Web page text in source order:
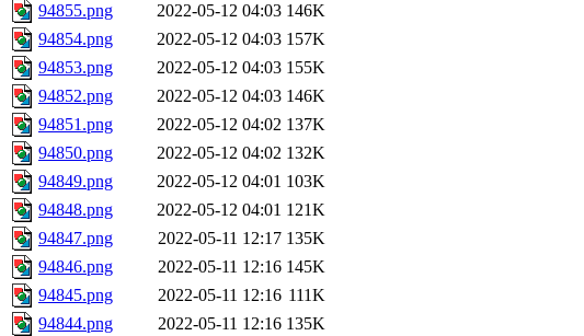
94855.png
2022-05-12 04:03 146K
94854.png
2022-05-12 04:03 157K
94853.png
2022-05-12 04:03 155K
94852.png
2022-05-12 04:03 146K
94851.png
2022-05-12 04:02 137K
94850.png
2022-05-12 04:02 132K
94849.png
2022-05-12 04:01 103K
94848.png
2022-05-12 04:01 121K
94847.png
2022-05-11 12:17 135K
94846.png
2022-05-11 12:16 145K
94845.png
2022-05-11 12:16 111K
94844.png
2022-05-11 12:16 135K